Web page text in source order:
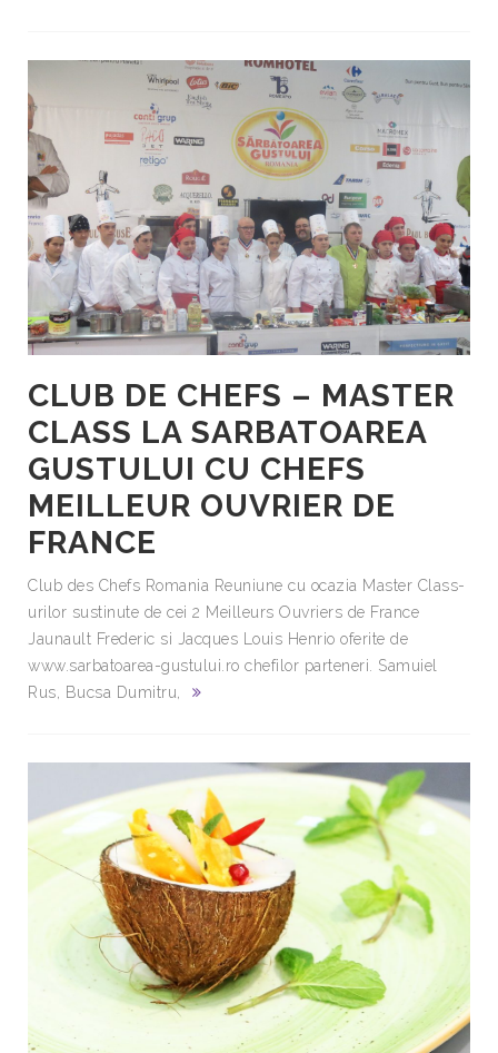
CLUB DE CHEFS – MASTER
CLASS LA SARBATOAREA
GUSTULUI CU CHEFS
MEILLEUR OUVRIER DE
FRANCE
Club des Chefs Romania Reuniune cu ocazia Master Class-
urilor sustinute de cei 2 Meilleurs Ouvriers de France
Jaunault Frederic​ si Jacques Louis Henrio​ oferite de
www.sarbatoarea-gustului.ro chefilor parteneri. Samuiel
Rus​, Bucsa Dumitru​,